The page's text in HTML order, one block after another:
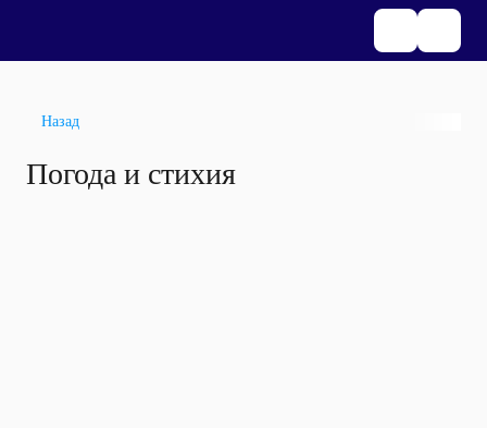
Назад
Погода и стихия